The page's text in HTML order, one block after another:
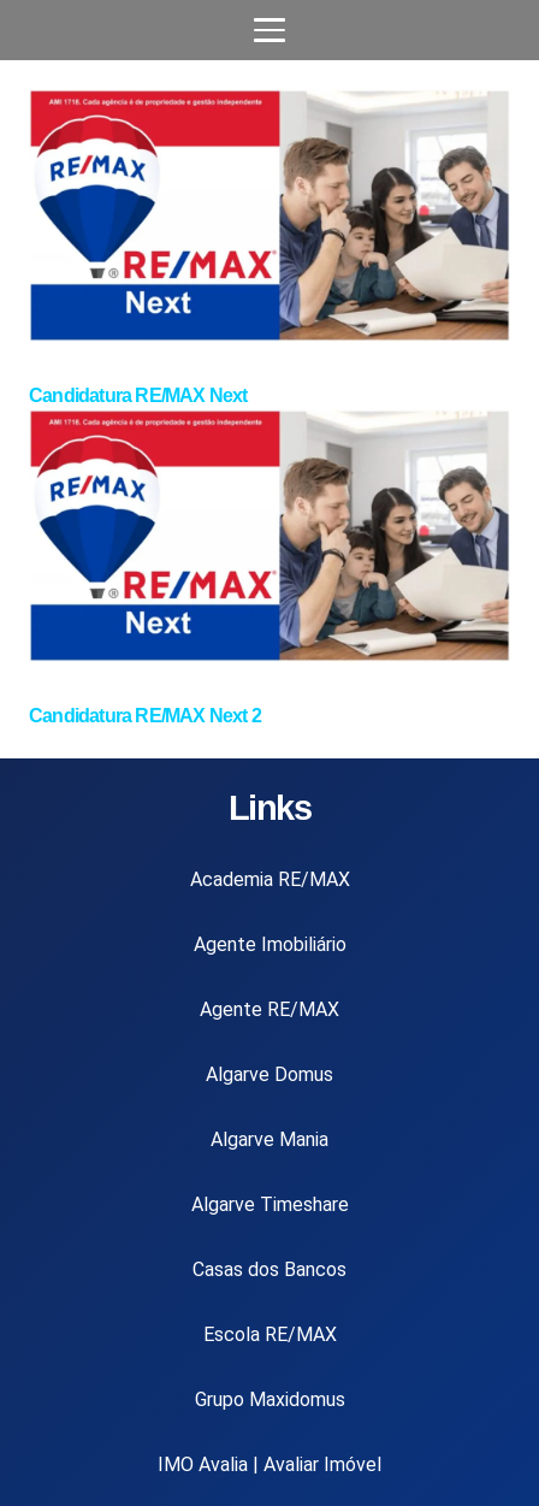
Candidatura RE/MAX Next
Candidatura RE/MAX Next 2
Links
Academia RE/MAX
Agente Imobiliário
Agente RE/MAX
Algarve Domus
Algarve Mania
Algarve Timeshare
Casas dos Bancos
Escola RE/MAX
Grupo Maxidomus
IMO Avalia | Avaliar Imóvel